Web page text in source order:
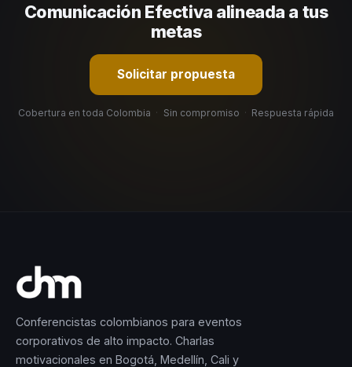
selección estratégica basada en estos criterios.
Comunicación Efectiva alineada a tus
metas
Solicitar propuesta
Cobertura en toda Colombia · Sin compromiso · Respuesta rápida
Conferencistas colombianos para eventos
corporativos de alto impacto. Charlas
motivacionales en Bogotá, Medellín, Cali y